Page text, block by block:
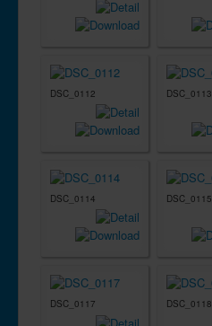
DSC_0112 DSC_0113
DSC_0114 DSC_0115
DSC_0117 DSC_0118